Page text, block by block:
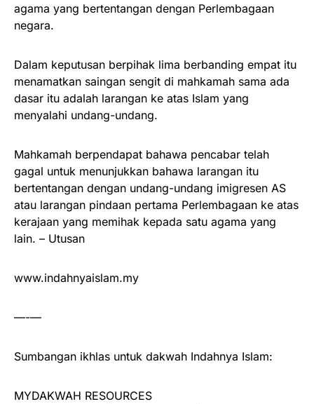
agama yang bertentangan dengan Perlembagaan
negara.
Dalam keputusan berpihak lima berbanding empat itu
menamatkan saingan sengit di mahkamah sama ada
dasar itu adalah larangan ke atas Islam yang
menyalahi undang-undang.
Mahkamah berpendapat bahawa pencabar telah
gagal untuk menunjukkan bahawa larangan itu
bertentangan dengan undang-undang imigresen AS
atau larangan pindaan pertama Perlembagaan ke atas
kerajaan yang memihak kepada satu agama yang
lain. – Utusan
www.indahnyaislam.my
—-—
Sumbangan ikhlas untuk dakwah Indahnya Islam:
MYDAKWAH RESOURCES